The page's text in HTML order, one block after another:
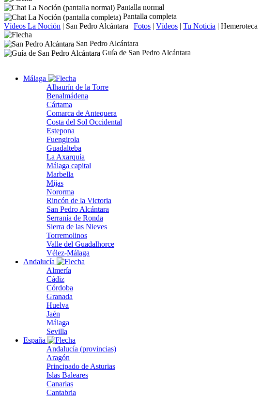
Pantalla normal
Pantalla completa
Vídeos La Noción | San Pedro Alcántara | Fotos | Vídeos | Tu Noticia | Hemeroteca
San Pedro Alcántara
Guía de San Pedro Alcántara
Málaga
Alhaurín de la Torre
Benalmádena
Cártama
Comarca de Antequera
Costa del Sol Occidental
Estepona
Fuengirola
Guadalteba
La Axarquía
Málaga capital
Marbella
Mijas
Nororma
Rincón de la Victoria
San Pedro Alcántara
Serranía de Ronda
Sierra de las Nieves
Torremolinos
Valle del Guadalhorce
Vélez-Málaga
Andalucía
Almería
Cádiz
Córdoba
Granada
Huelva
Jaén
Málaga
Sevilla
España
Andalucía (provincias)
Aragón
Principado de Asturias
Islas Baleares
Canarias
Cantabria